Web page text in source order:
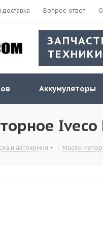
доставка Вопрос-ответ
Аккумуляторы
Iveco
и автохимия - Масло